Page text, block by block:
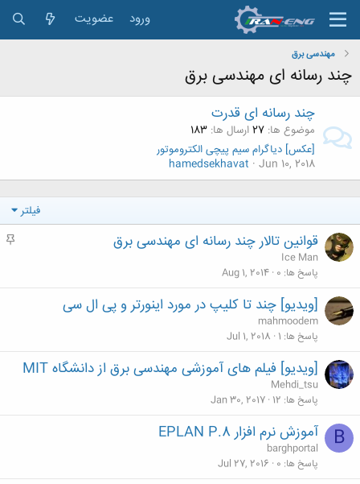
ورود عضویت
مهندسی برق
چند رسانه ای مهندسی برق
چند رسانه ای قدرت
موضوع ها 27ارسال ها 183
[عکس] دیاگرام سیم پیچی الکتروموتور
Jun 10, 2018
hamedsekhavat
فیلتر
م
قوانین تالار چند رسانه ای مهندسی برق
Ice Man
پاسخ ها 0
Aug 1, 2014
[ویدیو] چند تا کلیپ در مورد اینورتر و پی ال سی
mahmoodem
پاسخ ها 1
Jul 1, 2018
[ویدیو] فیلم های آموزشی مهندسی برق از دانشگاه MIT
Mehdi_tsu
پاسخ ها 12
Jan 30, 2017
B آموزش نرم افزار EPLAN P.8
barghportal
پاسخ ها 0
Jul 27, 2016